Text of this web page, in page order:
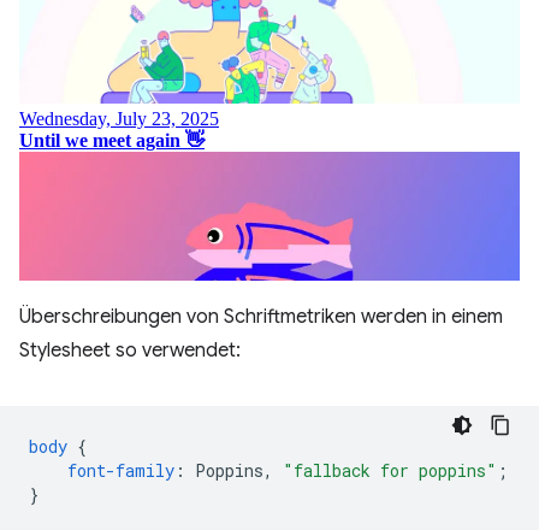
Überschreibungen von Schriftmetriken werden in einem
Stylesheet so verwendet:
body {
font-family : Poppins, "fallback for poppins" ;
}